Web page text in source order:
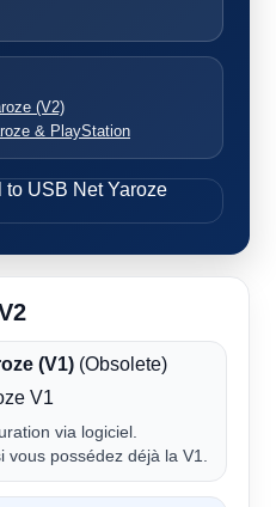
(V2)
& PlayStation
(V1) (Obsolete)
via logiciel.
vous possédez déjà la V1.